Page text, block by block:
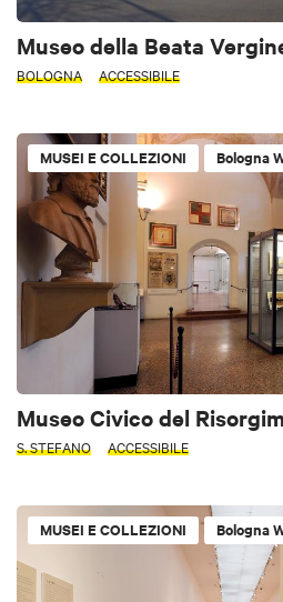
Museo della Beata
BOLOGNA ACCESSIBILE
MUSEI E COLLEZIONI Bologna
Museo Civico del
S. STEFANO ACCESSIBILE
MUSEI E COLLEZIONI Bologna